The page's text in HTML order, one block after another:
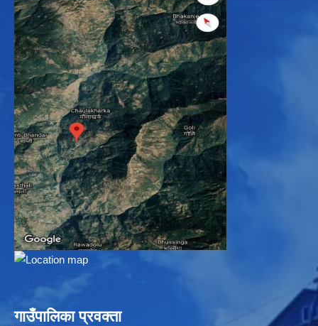
गाउँपालिका प्रवक्ता